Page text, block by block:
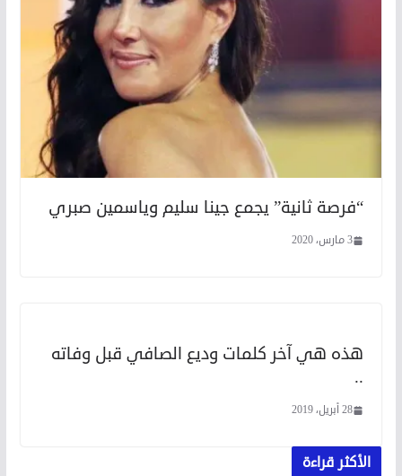
“فرصة ثانية” يجمع جينا سليم وياسمين صبري
3 مارس، 2020
هذه هي آخر كلمات وديع الصافي قبل وفاته
..
28 أبريل، 2019
الأكثر قراءة